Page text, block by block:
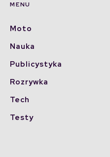
MENU
Moto
Nauka
Publicystyka
Rozrywka
Tech
Testy